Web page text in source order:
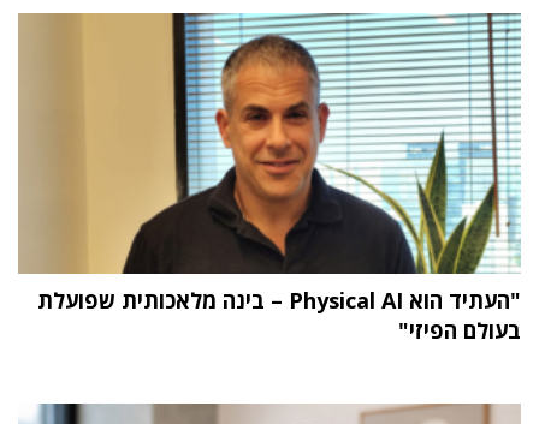
"העתיד הוא Physical AI – בינה מלאכותית שפועלת
בעולם הפיזי"